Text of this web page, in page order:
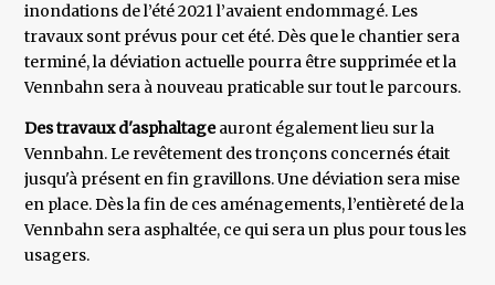
inondations de l’été 2021 l’avaient endommagé. Les
travaux sont prévus pour cet été. Dès que le chantier sera
terminé, la déviation actuelle pourra être supprimée et la
Vennbahn sera à nouveau praticable sur tout le parcours.
Des travaux d'asphaltageauront également lieu sur la
Vennbahn. Le revêtement des tronçons concernés était
jusqu'à présent en fin gravillons. Une déviation sera mise
en place. Dès la fin de ces aménagements, l’entièreté de la
Vennbahn sera asphaltée, ce qui sera un plus pour tous les
usagers.